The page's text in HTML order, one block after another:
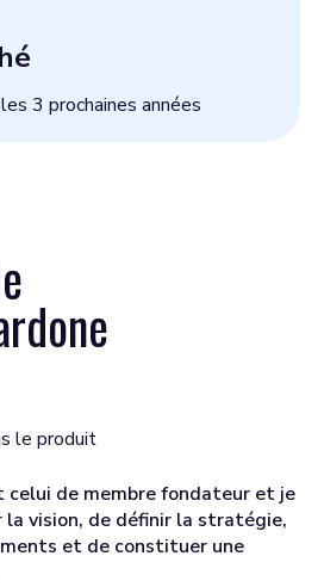
3 prochaines années
le produit
celui de membre fondateur et je
la vision, de définir la stratégie,
et de constituer une